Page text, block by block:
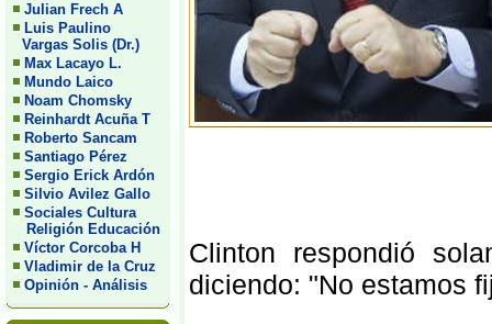
Julian Frech A
Luis Paulino
Vargas Solis (Dr.)
Max Lacayo L.
Mundo Laico
Noam Chomsky
Reinhardt Acuña T
Roberto Sancam
Santiago Pérez
Sergio Erick Ardón
Silvio Avilez Gallo
Sociales Cultura
Religión Educación
Víctor Corcoba H
Vladimir de la Cruz
Opinión - Análisis
Clinton respondió
diciendo: "No estamos